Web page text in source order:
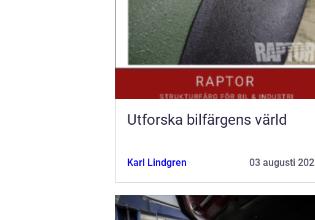
Utforska bilfärgens värld
Karl Lindgren 03 augusti